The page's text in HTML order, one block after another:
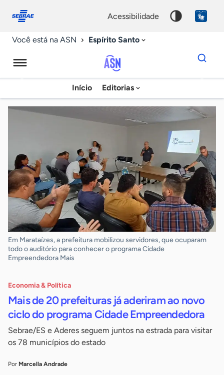
conosco
acessibilidade
Você está na ASN Espírito Santo
Agência
Sebrae
de
Início Editorias
Dados
para
chave
Em Marataízes, a prefeitura mobilizou servidores, que ocuparam
todo o auditório para conhecer o programa Cidade
Empreendedora Mais
Economia & Política
Mais de 20 prefeituras já aderiram ao novo
ciclo do programa Cidade Empreendedora
Sebrae/ES e Aderes seguem juntos na estrada para visitar
os 78 municípios do estado
Por Marcella Andrade